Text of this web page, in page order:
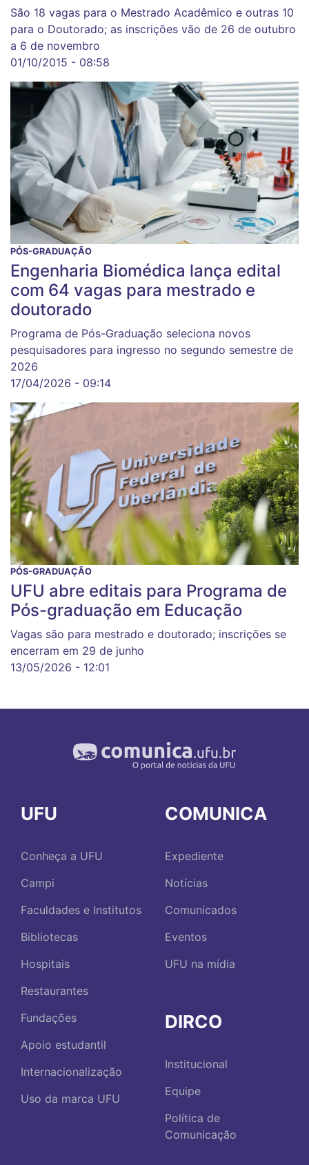
São 18 vagas para o Mestrado Acadêmico e outras 10
para o Doutorado; as inscrições vão de 26 de outubro
a 6 de novembro
01/10/2015 - 08:58
PÓS-GRADUAÇÃO
Engenharia Biomédica lança edital
com 64 vagas para mestrado e
doutorado
Programa de Pós-Graduação seleciona novos
pesquisadores para ingresso no segundo semestre de
2026
17/04/2026 - 09:14
PÓS-GRADUAÇÃO
UFU abre editais para Programa de
Pós-graduação em Educação
Vagas são para mestrado e doutorado; inscrições se
encerram em 29 de junho
13/05/2026 - 12:01
UFU
Conheça a UFU
Campi
Faculdades e Institutos
Bibliotecas
Hospitais
Restaurantes
Fundações
Apoio estudantil
Internacionalização
Uso da marca UFU
COMUNICA
Expediente
Notícias
Comunicados
Eventos
UFU na mídia
DIRCO
Institucional
Equipe
Política de
Comunicação